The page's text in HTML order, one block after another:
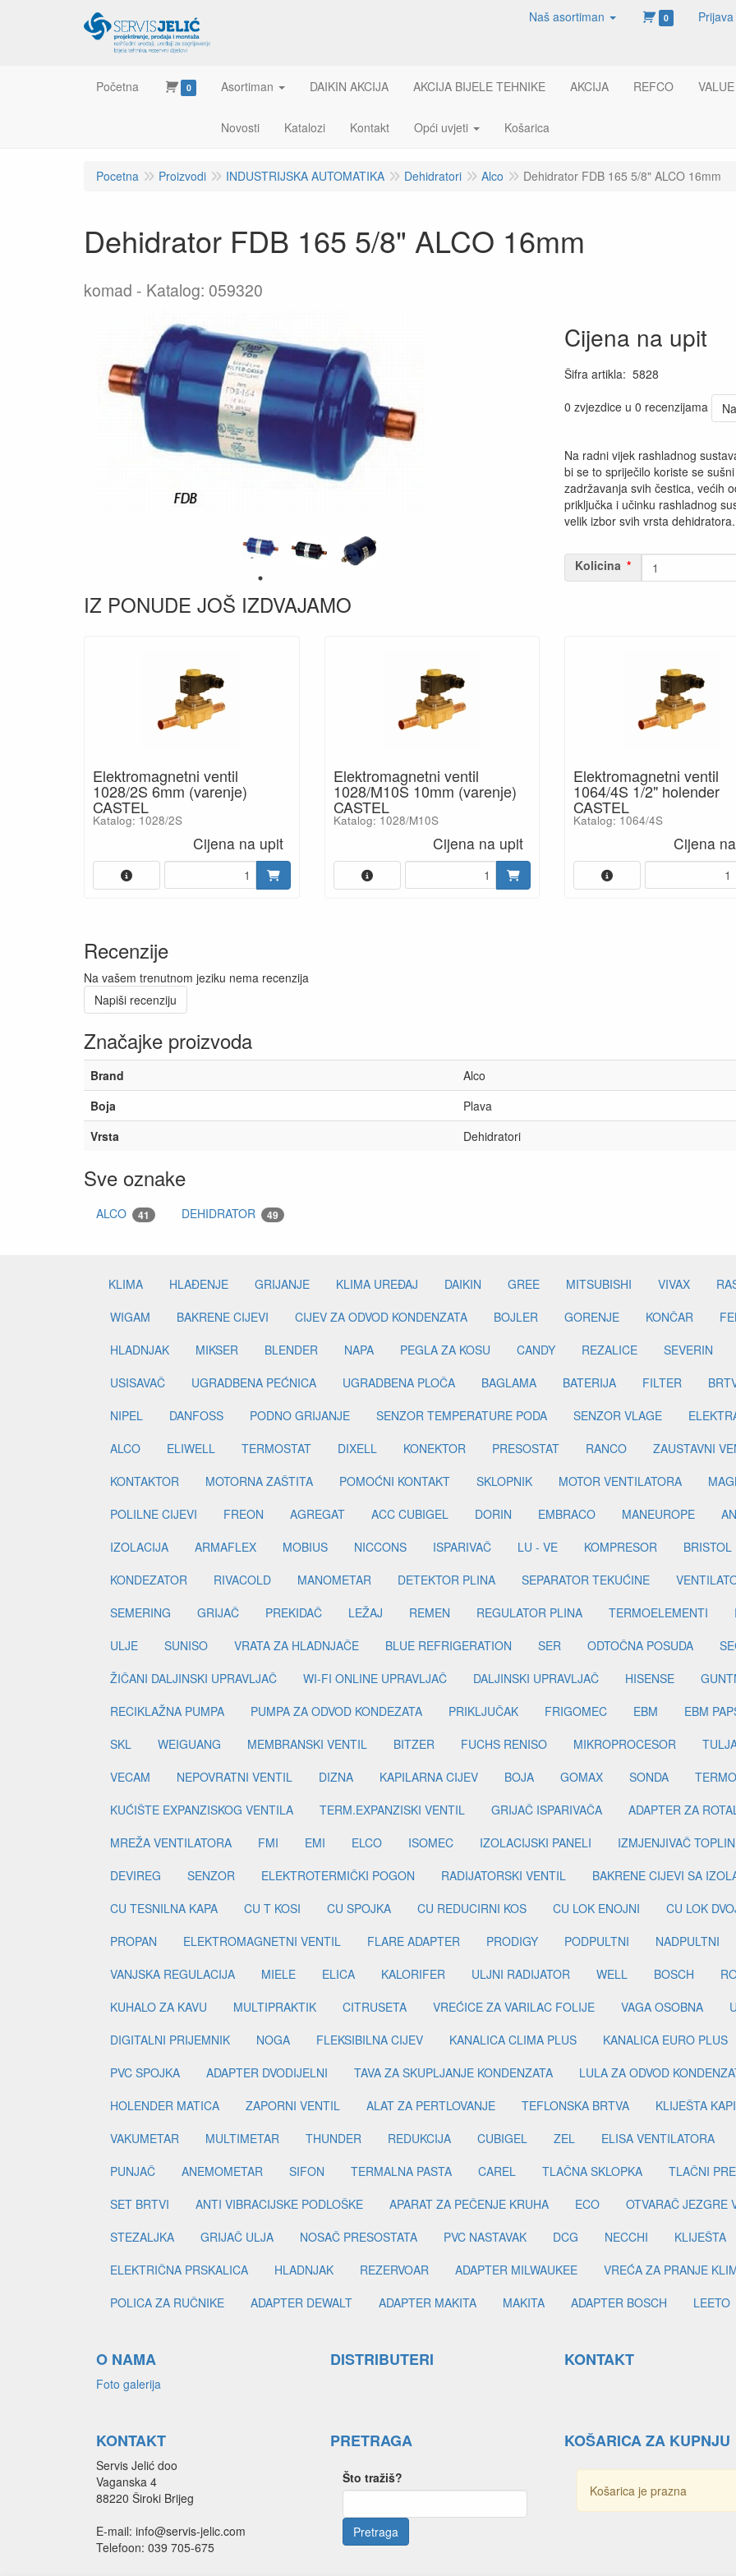
Naš asortiman 0 Prijava
Početna 0 Asortiman DAIKIN AKCIJA AKCIJA BIJELE TEHNIKE AKCIJA REFCO VALUE
Novosti Katalozi Kontakt Opći uvjeti Košarica
Pocetna Proizvodi INDUSTRIJSKA AUTOMATIKA Dehidratori Alco Dehidrator FDB 165 5/8" ALCO 16mm
Dehidrator FDB 165 5/8" ALCO 16mm
komad Katalog: 059320
Cijena na upit
Šifra artikla: 5828
0 zvjezdice u 0 recenzijama
Na radni vijek rashladnog
bi se to spriječilo koriste se
zadržavanja svih čestica, većih
priključka i učinku rashladnog
velik izbor svih vrsta dehidratora.
Kolicina
IZ PONUDE JOŠ IZDVAJAMO
Elektromagnetni ventil
1028/2S 6mm (varenje)
CASTEL
Katalog: 1028/2S
Cijena na upit
Elektromagnetni ventil
1028/M10S 10mm (varenje)
CASTEL
Katalog: 1028/M10S
Cijena na upit
Elektromagnetni ventil
1064/4S 1/2" holender
CASTEL
Katalog: 1064/4S
Cijena
Recenzije
Na vašem trenutnom jeziku nema recenzija
Napiši recenziju
Značajke proizvoda
Brand
Alco
Boja
Plava
Vrsta
Dehidratori
Sve oznake
ALCO 41 DEHIDRATOR 49
KLIMA HLAĐENJE GRIJANJE KLIMA UREĐAJ DAIKIN GREE MITSUBISHI VIVAX
WIGAM
BAKRENE CIJEVI CIJEV ZA ODVOD KONDENZATA BOJLER GORENJE KONČAR
HLADNJAK
MIKSER BLENDER NAPA PEGLA ZA KOSU CANDY REZALICE
SEVERIN
USISAVAČ
UGRADBENA PEĆNICA UGRADBENA PLOČA BAGLAMA BATERIJA FILTER
NIPEL
DANFOSS PODNO GRIJANJE SENZOR TEMPERATURE PODA SENZOR VLAGE
ALCO
ELIWELL TERMOSTAT DIXELL KONEKTOR PRESOSTAT RANCO
ZAUSTAVNI
KONTAKTOR
MOTORNA ZAŠTITA POMOĆNI KONTAKT SKLOPNIK MOTOR VENTILATORA
POLILNE CIJEVI
FREON AGREGAT ACC CUBIGEL DORIN EMBRACO MANEUROPE
IZOLACIJA
ARMAFLEX MOBIUS NICCONS ISPARIVAČ LU - VE KOMPRESOR
BRISTOL
KONDEZATOR
RIVACOLD MANOMETAR DETEKTOR PLINA SEPARATOR TEKUĆINE
SEMERING
GRIJAČ PREKIDAČ LEŽAJ REMEN REGULATOR PLINA TERMOELEMENTI
ULJE
SUNISO VRATA ZA HLADNJAČE BLUE REFRIGERATION SER ODTOČNA POSUDA
ŽIČANI DALJINSKI UPRAVLJAČ
WI-FI ONLINE UPRAVLJAČ DALJINSKI UPRAVLJAČ HISENSE
RECIKLAŽNA PUMPA
PUMPA ZA ODVOD KONDEZATA PRIKLJUČAK FRIGOMEC EBM
EBM
SKL
WEIGUANG MEMBRANSKI VENTIL BITZER FUCHS RENISO MIKROPROCESOR
VECAM
NEPOVRATNI VENTIL DIZNA KAPILARNA CIJEV BOJA GOMAX SONDA
KUĆIŠTE EXPANZISKOG VENTILA
TERM.EXPANZISKI VENTIL GRIJAČ ISPARIVAČA
ADAPTER ZA
MREŽA VENTILATORA
FMI EMI ELCO ISOMEC IZOLACIJSKI PANELI
IZMJENJIVAČ
DEVIREG
SENZOR ELEKTROTERMIČKI POGON RADIJATORSKI VENTIL
BAKRENE CIJEVI SA
CU TESNILNA KAPA
CU T KOSI CU SPOJKA CU REDUCIRNI KOS CU LOK ENOJNI
CU LOK
PROPAN
ELEKTROMAGNETNI VENTIL FLARE ADAPTER PRODIGY PODPULTNI
NADPULTNI
VANJSKA REGULACIJA
MIELE ELICA KALORIFER ULJNI RADIJATOR WELL BOSCH
KUHALO ZA KAVU
MULTIPRAKTIK CITRUSETA VREĆICE ZA VARILAC FOLIJE VAGA OSOBNA
DIGITALNI PRIJEMNIK
NOGA FLEKSIBILNA CIJEV KANALICA CLIMA PLUS
KANALICA EURO PLUS
PVC SPOJKA
ADAPTER DVODIJELNI TAVA ZA SKUPLJANJE KONDENZATA
LULA ZA ODVOD
HOLENDER MATICA
ZAPORNI VENTIL ALAT ZA PERTLOVANJE TEFLONSKA BRTVA
KLIJEŠTA
VAKUMETAR
MULTIMETAR THUNDER REDUKCIJA CUBIGEL ZEL
ELISA VENTILATORA
PUNJAČ
ANEMOMETAR SIFON TERMALNA PASTA CAREL TLAČNA SKLOPKA
TLAČNI
SET BRTVI
ANTI VIBRACIJSKE PODLOŠKE APARAT ZA PEČENJE KRUHA ECO
OTVARAČ JEZGRE
STEZALJKA
GRIJAČ ULJA NOSAČ PRESOSTATA PVC NASTAVAK DCG NECCHI
KLIJEŠTA
ELEKTRIČNA PRSKALICA
HLADNJAK REZERVOAR ADAPTER MILWAUKEE
VREĆA ZA PRANJE
POLICA ZA RUČNIKE
ADAPTER DEWALT ADAPTER MAKITA MAKITA ADAPTER BOSCH LEETO
O NAMA
Foto galerija
DISTRIBUTERI KONTAKT
KONTAKT
Servis Jelić doo
Vaganska 4
88220 Široki Brijeg
E-mail: info@servis-jelic.com
Telefoon: 039 705-675
PRETRAGA
Što tražiš?
KOŠARICA ZA KUPNJU
Košarica je prazna